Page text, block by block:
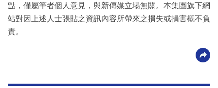
點，僅屬筆者個人意見，與新傳媒立場無關。本集團旗下網
站對因上述人士張貼之資訊內容所帶來之損失或損害概不負
責。